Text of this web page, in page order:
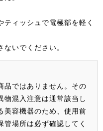
ィッシュで電極部を軽く
いでください。
品ではありません。その
物混入注意は通常該当し
美容機器のため、使用前
場所は必ず確認してく